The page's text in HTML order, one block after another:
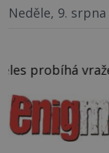
Neděle, 9. srpna